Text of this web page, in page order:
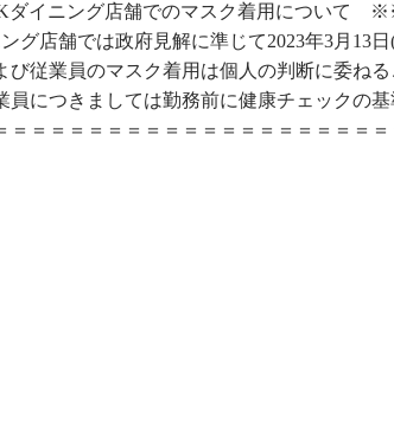
イニング店舗でのマスク着用について
グ店舗では政府見解に準じて2023年3月13日(
び従業員のマスク着用は個人の判断に委ねる
員につきましては勤務前に健康チェックの基
＝＝＝＝＝＝＝＝＝＝＝＝＝＝＝＝＝＝＝